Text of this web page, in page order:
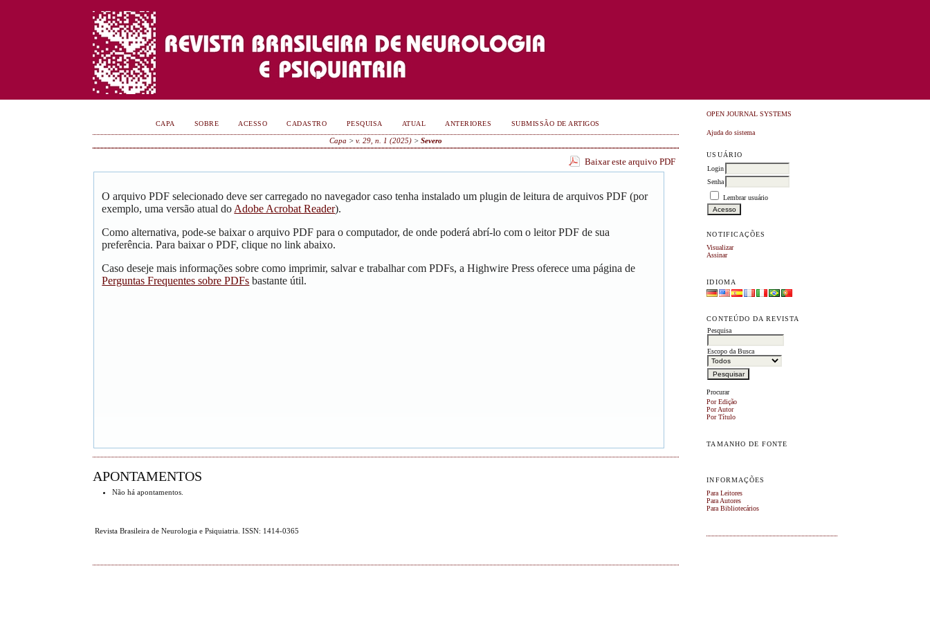
OPEN JOURNAL SYSTEMS
Ajuda do sistema
USUÁRIO
Login
Senha
Lembrar usuário
NOTIFICAÇÕES
Visualizar
Assinar
IDIOMA
CONTEÚDO DA REVISTA
Pesquisa
Escopo da Busca
Procurar
Por Edição
Por Autor
Por Título
TAMANHO DE FONTE
INFORMAÇÕES
Para Leitores
Para Autores
Para Bibliotecários
CAPA SOBRE ACESSO CADASTRO PESQUISA ATUAL ANTERIORES SUBMISSÃO DE ARTIGOS
Capa >v. 29, n. 1 (2025) >Severo
Baixar este arquivo PDF
O arquivo PDF selecionado deve ser carregado no navegador caso tenha instalado um plugin de leitura de arquivos PDF (por
exemplo, uma versão atual do Adobe Acrobat Reader).
Como alternativa, pode-se baixar o arquivo PDF para o computador, de onde poderá abrí-lo com o leitor PDF de sua
preferência. Para baixar o PDF, clique no link abaixo.
Caso deseje mais informações sobre como imprimir, salvar e trabalhar com PDFs, a Highwire Press oferece uma página de
Perguntas Frequentes sobre PDFs bastante útil.
APONTAMENTOS
Não há apontamentos.
Revista Brasileira de Neurologia e Psiquiatria. ISSN: 1414-0365